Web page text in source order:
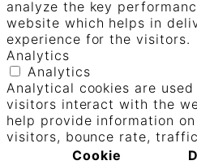
analyze the key
website which helps in
experience for the visitors.
Analytics
Analytics
Analytical cookies are
visitors interact with the
help provide information
visitors, bounce rate,
Cookie